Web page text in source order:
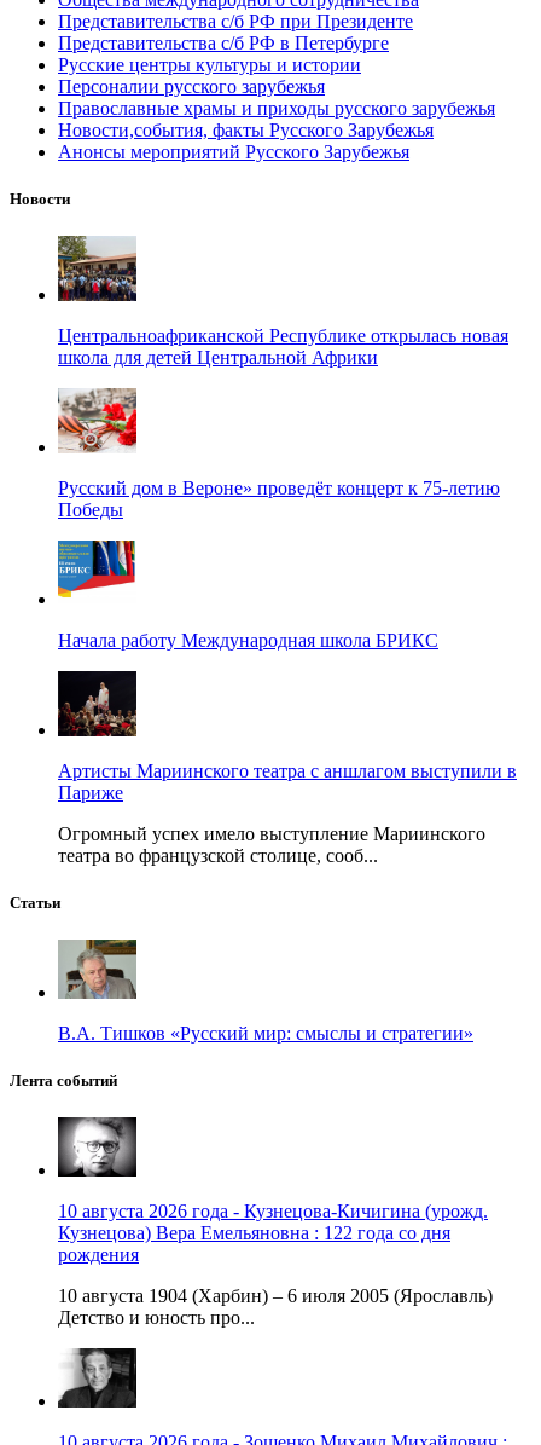
Представительства с/б РФ при Президенте
Представительства с/б РФ в Петербурге
Русские центры культуры и истории
Персоналии русского зарубежья
Православные храмы и приходы русского зарубежья
Новости,события, факты Русского Зарубежья
Анонсы мероприятий Русского Зарубежья
Новости
Центральноафриканской Республике открылась новая
школа для детей Центральной Африки
Русский дом в Вероне» проведёт концерт к 75-летию
Победы
Начала работу Международная школа БРИКС
Артисты Мариинского театра с аншлагом выступили в
Париже
Огромный успех имело выступление Мариинского
театра во французской столице, сооб...
Статьи
В.А. Тишков «Русский мир: смыслы и стратегии»
Лента событий
10 августа 2026 года - Кузнецова-Кичигина (урожд.
Кузнецова) Вера Емельяновна : 122 года со дня
рождения
10 августа 1904 (Харбин) – 6 июля 2005 (Ярославль)
Детство и юность про...